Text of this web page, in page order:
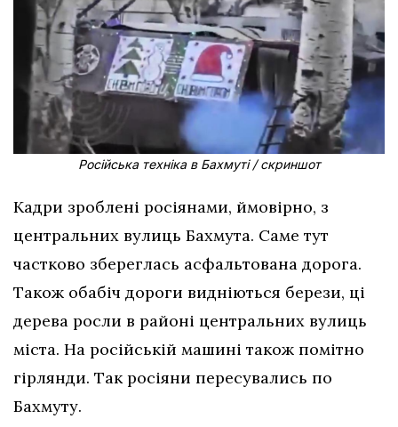
Російська техніка в Бахмуті / скриншот
Кадри зроблені росіянами, ймовірно, з
центральних вулиць Бахмута. Саме тут
частково збереглась асфальтована дорога.
Також обабіч дороги видніються берези, ці
дерева росли в районі центральних вулиць
міста. На російській машині також помітно
гірлянди. Так росіяни пересувались по
Бахмуту.